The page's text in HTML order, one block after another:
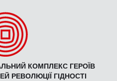
КОМПЛЕКС ГЕРОЇВ
РЕВОЛЮЦІЇ ГІДНОСТІ